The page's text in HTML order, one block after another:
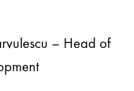
– Head of